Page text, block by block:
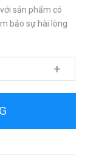
sản phẩm có
bảo sự hài lòng
+